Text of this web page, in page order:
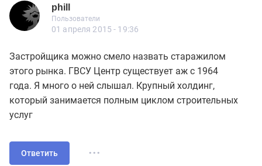
phill
phill
Пользователи
Новичок
Пользователи
16 сообщений
01 апреля 2015 - 19:36
Застройщика можно смело назвать старажилом
этого рынка. ГВСУ Центр существует аж с 1964
года. Я много о ней слышал. Крупный холдинг,
который занимается полным циклом строительных
услуг
Ответить ...